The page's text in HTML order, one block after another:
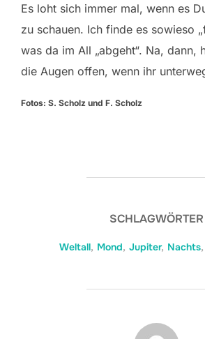
Es loht sich immer mal, wenn es
zu schauen. Ich finde es sowieso
was da im All „abgeht“. Na, dann,
die Augen offen, wenn ihr
Fotos: S. Scholz und F. Scholz
SCHLAGWÖRTER
Weltall, Mond, Jupiter, Nachts,
BEITRAGSAUTOR